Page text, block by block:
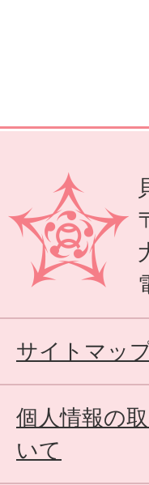
サイトマッ
個人情報の
いて